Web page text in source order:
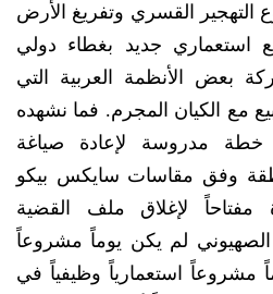
القسري وتفريغ الأرض
استعماري جديد بغطاء دولي
بعض الأنظمة العربية التي
مع الكيان المجرم. فما نشهده
مدروسة لإعادة صياغة
وفق مقاسات سايكس بيكو
مفتاحاً لإغلاق ملف القضية
الصهيوني لم يكن يوماً مشروعاً
مشروعاً استعمارياً وظيفياً في